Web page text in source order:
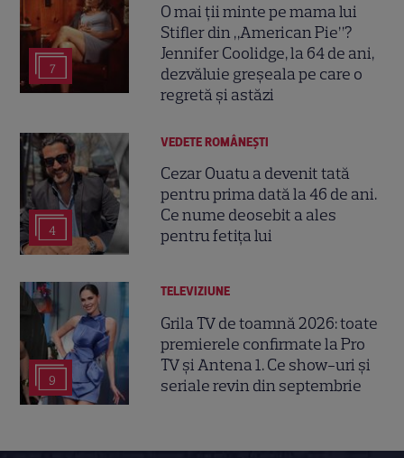
7
O mai ții minte pe mama lui
Stifler din „American Pie”?
Jennifer Coolidge, la 64 de ani,
dezvăluie greșeala pe care o
regretă și astăzi
4
VEDETE ROMÂNEŞTI
Cezar Ouatu a devenit tată
pentru prima dată la 46 de ani.
Ce nume deosebit a ales
pentru fetița lui
9
TELEVIZIUNE
Grila TV de toamnă 2026: toate
premierele confirmate la Pro
TV și Antena 1. Ce show-uri și
seriale revin din septembrie